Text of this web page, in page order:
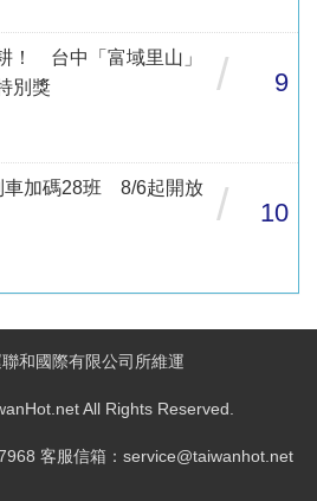
！ 台中「富域里山」
別獎
/ 9
車加碼28班 8/6起開放
/ 10
和國際有限公司所維運
All Rights Reserved.
客服信箱：service@taiwanhot.net